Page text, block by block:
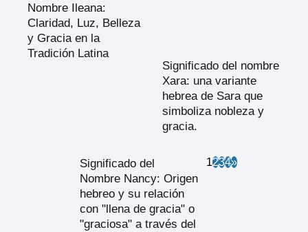
Nombre Ileana:
Claridad, Luz, Belleza
y Gracia en la
Tradición Latina
Significado del nombre
Xara: una variante
hebrea de Sara que
simboliza nobleza y
gracia.
Significado del
Nombre Nancy: Origen
hebreo y su relación
con "llena de gracia" o
"graciosa" a través del
1234»